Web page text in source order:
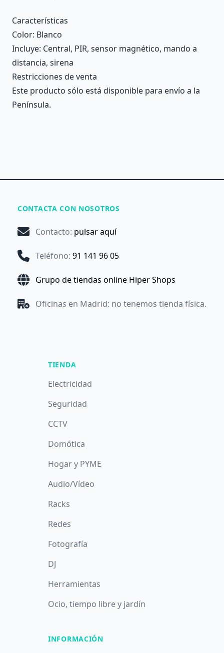
Características
Color: Blanco
Incluye: Central, PIR, sensor magnético, mando a
distancia, sirena
Restricciones de venta
Este producto sólo está disponible para envío a la
Península.
CONTACTA CON NOSOTROS
Contacto: pulsar aquí
Teléfono: 91 141 96 05
Grupo de tiendas online Hiper Shops
Oficinas en Madrid: no tenemos tienda física.
TIENDA
Electricidad
Seguridad
CCTV
Domótica
Hogar y PYME
Audio/Vídeo
Racks
Redes
Fotografía
DJ
Herramientas
Ocio, tiempo libre y jardín
INFORMACIÓN